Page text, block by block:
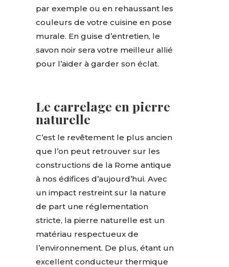
par exemple ou en rehaussant les
couleurs de votre cuisine en pose
murale. En guise d’entretien, le
savon noir sera votre meilleur allié
pour l’aider à garder son éclat.
Le carrelage en pierre
naturelle
C’est le revêtement le plus ancien
que l’on peut retrouver sur les
constructions de la Rome antique
à nos édifices d’aujourd’hui. Avec
un impact restreint sur la nature
de part une réglementation
stricte, la pierre naturelle est un
matériau respectueux de
l’environnement. De plus, étant un
excellent conducteur thermique